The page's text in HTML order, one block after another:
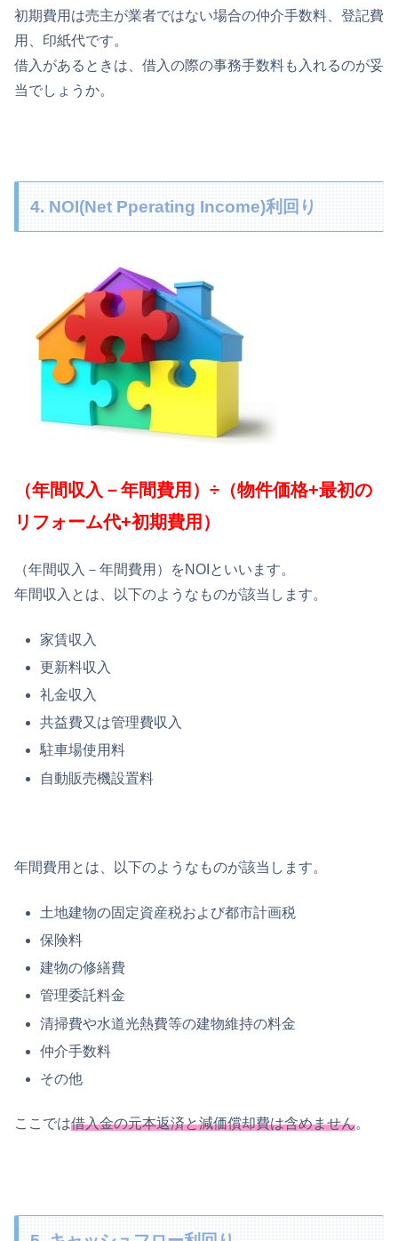
初期費用は売主が業者ではない場合の仲介手数料、登記費
用、印紙代です。
借入があるときは、借入の際の事務手数料も入れるのが妥
当でしょうか。
4. NOI(Net Pperating Income)利回り
（年間収入－年間費用）÷（物件価格+最初の
リフォーム代+初期費用）
（年間収入－年間費用）をNOIといいます。
年間収入とは、以下のようなものが該当します。
家賃収入
更新料収入
礼金収入
共益費又は管理費収入
駐車場使用料
自動販売機設置料
年間費用とは、以下のようなものが該当します。
土地建物の固定資産税および都市計画税
保険料
建物の修繕費
管理委託料金
清掃費や水道光熱費等の建物維持の料金
仲介手数料
その他
ここでは借入金の元本返済と減価償却費は含めません。